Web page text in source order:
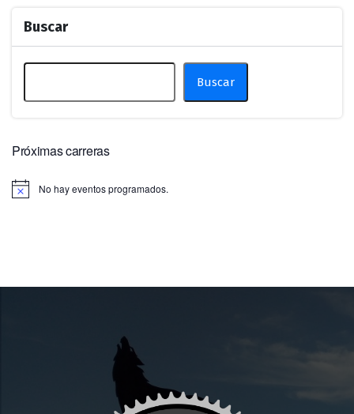
Buscar
Buscar
Próximas carreras
Aviso No hay eventos programados.